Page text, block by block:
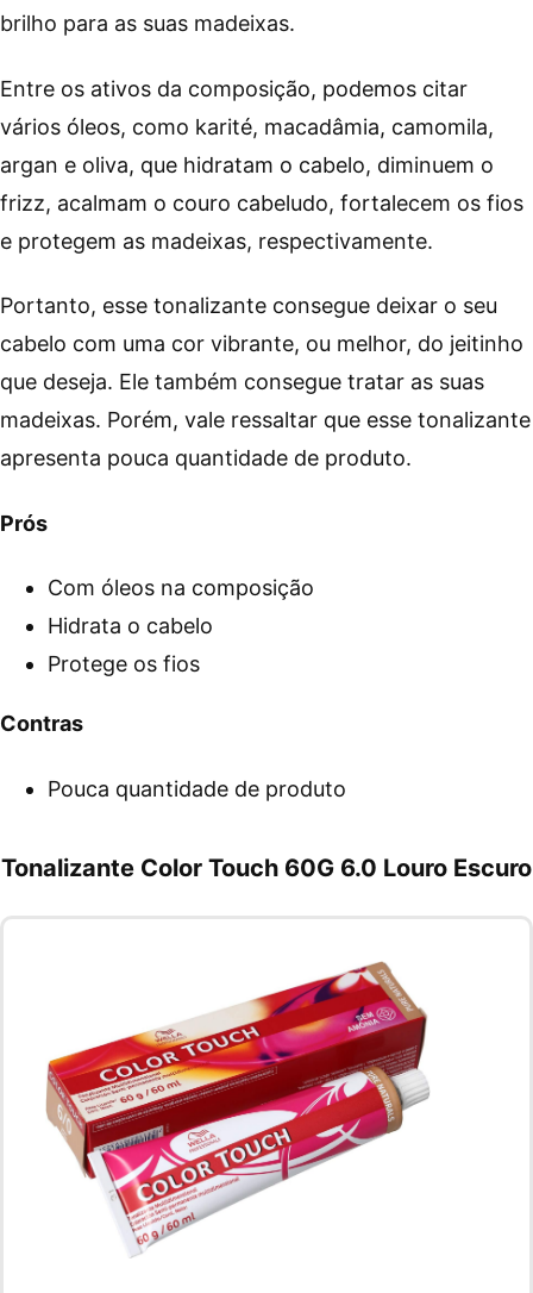
brilho para as suas madeixas.
Entre os ativos da composição, podemos citar
vários óleos, como karité, macadâmia, camomila,
argan e oliva, que hidratam o cabelo, diminuem o
frizz, acalmam o couro cabeludo, fortalecem os fios
e protegem as madeixas, respectivamente.
Portanto, esse tonalizante consegue deixar o seu
cabelo com uma cor vibrante, ou melhor, do jeitinho
que deseja. Ele também consegue tratar as suas
madeixas. Porém, vale ressaltar que esse tonalizante
apresenta pouca quantidade de produto.
Prós
Com óleos na composição
Hidrata o cabelo
Protege os fios
Contras
Pouca quantidade de produto
Tonalizante Color Touch 60G 6.0 Louro Escuro